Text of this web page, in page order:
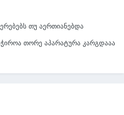
თუ აერთიანებდა
თორე აპარატურა კარგდააა